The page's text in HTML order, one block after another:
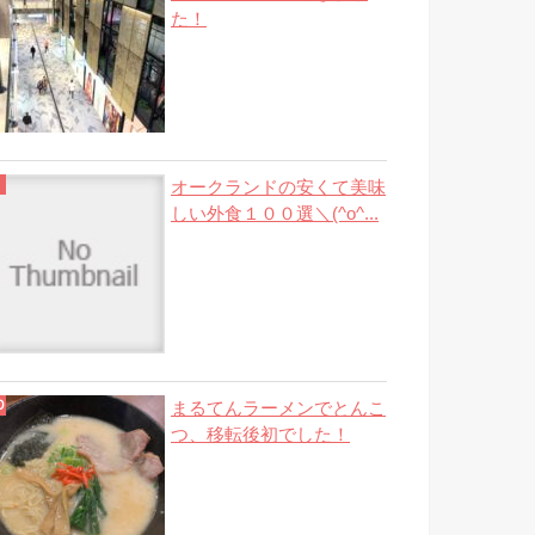
た！
オークランドの安くて美味
しい外食１００選＼(^o^...
まるてんラーメンでとんこ
つ、移転後初でした！